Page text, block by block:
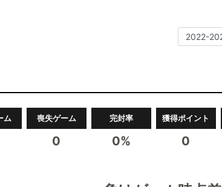
ム 喪失ゲーム
0
完封率
0%
獲得ポイント
0